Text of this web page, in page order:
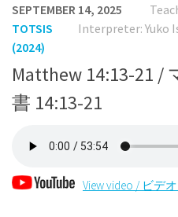
SEPTEMBER 14, 2025
TOTSIS
Interpreter: Yuko
(2024)
Matthew 14:13-21
書 14:13-21
View video / ビデ